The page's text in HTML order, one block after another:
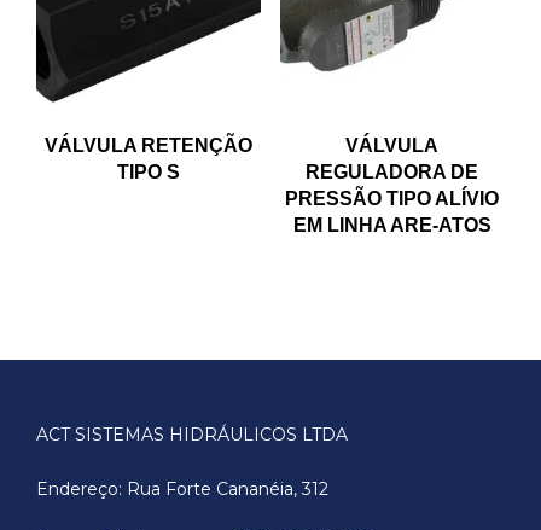
VÁLVULA RETENÇÃO
TIPO S
VÁLVULA
REGULADORA DE
PRESSÃO TIPO ALÍVIO
EM LINHA ARE-ATOS
ACT SISTEMAS HIDRÁULICOS LTDA
Endereço: Rua Forte Cananéia, 312